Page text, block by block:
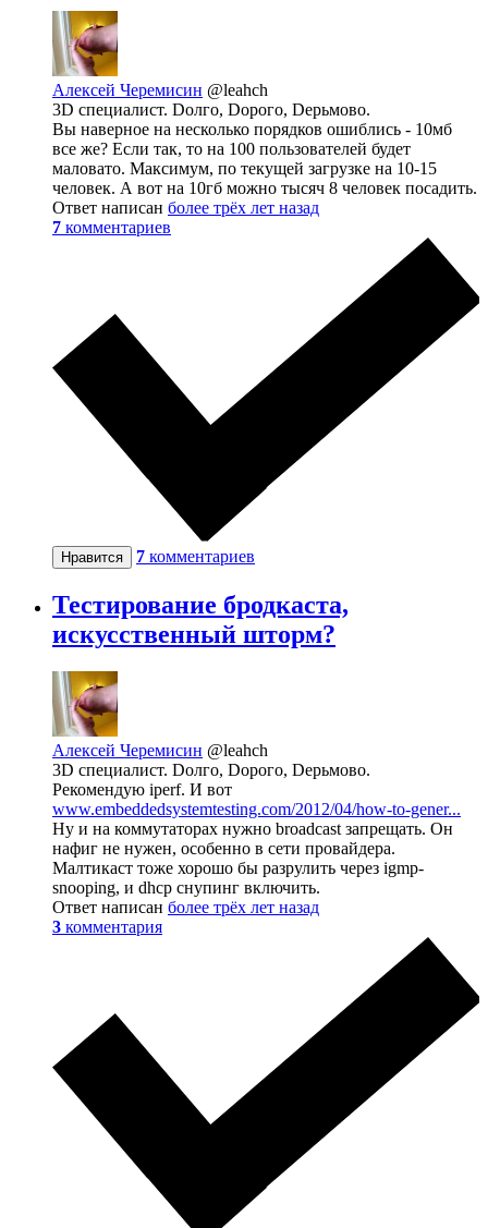
Алексей Черемисин @leahch
3D специалист. Dолго, Dорого, Dерьмово.
Вы наверное на несколько порядков ошиблись - 10мб
все же? Если так, то на 100 пользователей будет
маловато. Максимум, по текущей загрузке на 10-15
человек. А вот на 10гб можно тысяч 8 человек посадить.
Ответ написан более трёх лет назад
7 комментариев
Нравится 7 комментариев
Тестирование бродкаста,
искусственный шторм?
Алексей Черемисин @leahch
3D специалист. Dолго, Dорого, Dерьмово.
Рекомендую iperf. И вот
www.embeddedsystemtesting.com/2012/04/how-to-gener...
Ну и на коммутаторах нужно broadcast запрещать. Он
нафиг не нужен, особенно в сети провайдера.
Малтикаст тоже хорошо бы разрулить через igmp-
snooping, и dhcp снупинг включить.
Ответ написан более трёх лет назад
3 комментария